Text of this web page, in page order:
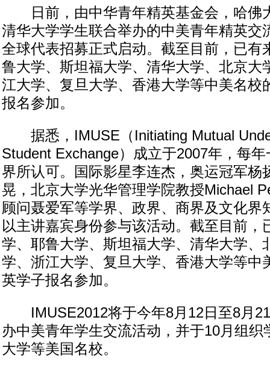
日前，由中华青年精英基金会，哈佛
清华大学学生联合举办的中美青年精英交
全球代表招募正式启动。截至目前，已有
鲁大学、斯坦福大学、清华大学、北京大
江大学、复旦大学、香港大学等中美名校
报名参加。
据悉，IMUSE（Initiating Mutual
Student Exchange）成立于2007年，每
界所认可。国际影星李连杰，奥运冠军杨
晃，北京大学光华管理学院教授Michael
顾问聂爱军等学界、政界、商界及文化界
以主讲嘉宾身份参与该活动。截至目前，
学、耶鲁大学、斯坦福大学、清华大学、
学、浙江大学、复旦大学、香港大学等中
英学子报名参加。
IMUSE2012将于今年8月12日至8月
办中美青年学生交流活动，并于10月组织
大学等美国名校。